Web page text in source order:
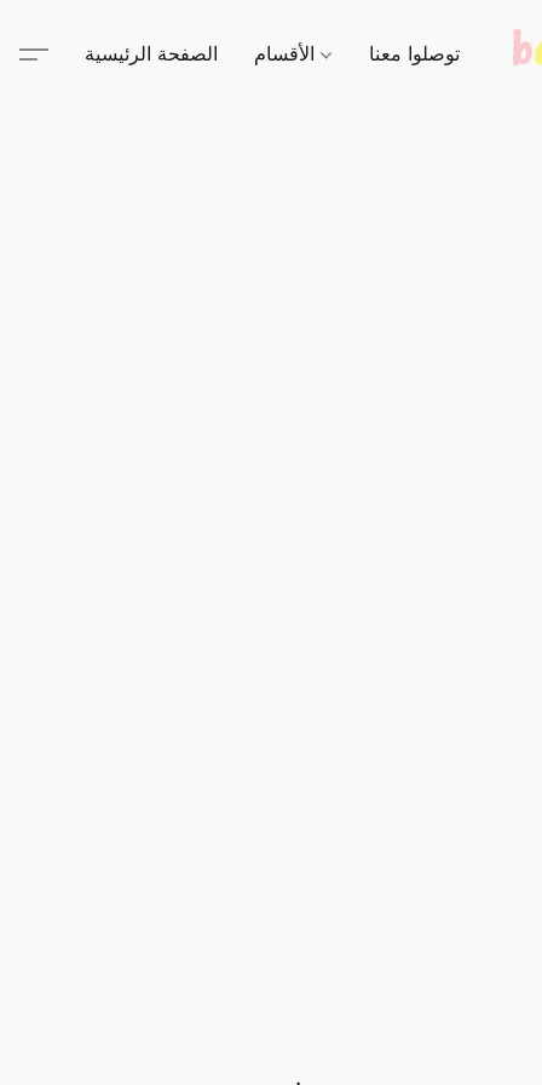
الصفحة الرئيسية توصلوا معنا